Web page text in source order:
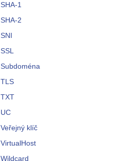
SHA-1
SHA-2
SNI
SSL
Subdoména
TLS
TXT
UC
Veřejný klíč
VirtualHost
Wildcard